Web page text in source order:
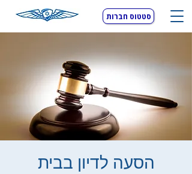
סטטוס חברות
הסעה לדיון בבית